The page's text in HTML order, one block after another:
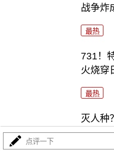
战争炸
最热
731！
火烧穿
最热
灭人种
朗普面
点评一下